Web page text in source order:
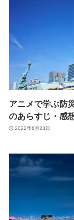
アニメで学ぶ防
のあらすじ・感
2022年6月23日